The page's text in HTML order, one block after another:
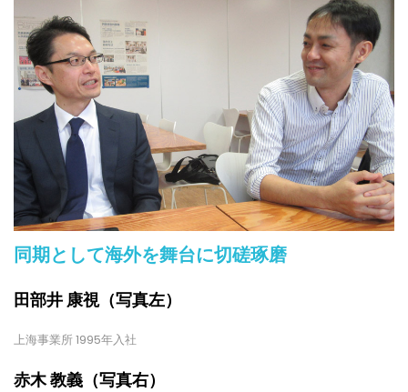
同期として海外を舞台に切磋琢磨
田部井 康視（写真左）
上海事業所 1995年入社
赤木 教義（写真右）